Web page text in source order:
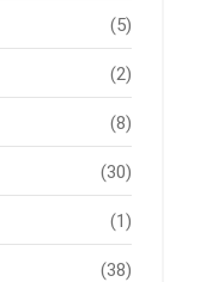
(5)
(2)
(8)
(30)
(1)
(38)